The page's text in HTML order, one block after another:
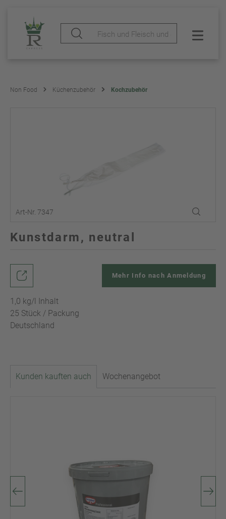
Non Food Küchenzubehör Kochzubehör
Art-Nr. 7347
Kunstdarm, neutral
1,0 kg/l Inhalt
25 Stück / Packung
Deutschland
Mehr Info nach Anmeldung
Kunden kauften auch Wochenangebot